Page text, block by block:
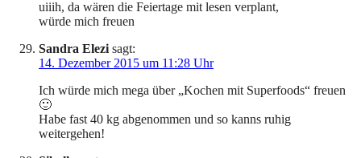
uiiih, da wären die Feiertage mit lesen verplant,
würde mich freuen
Sandra Elezi sagt:
14. Dezember 2015 um 11:28 Uhr
Ich würde mich mega über „Kochen mit Superfoods“ freuen
🙂
Habe fast 40 kg abgenommen und so kanns ruhig
weitergehen!